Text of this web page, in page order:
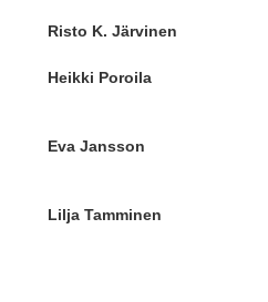
Risto K. Järvinen
Heikki Poroila
Eva Jansson
Lilja Tamminen